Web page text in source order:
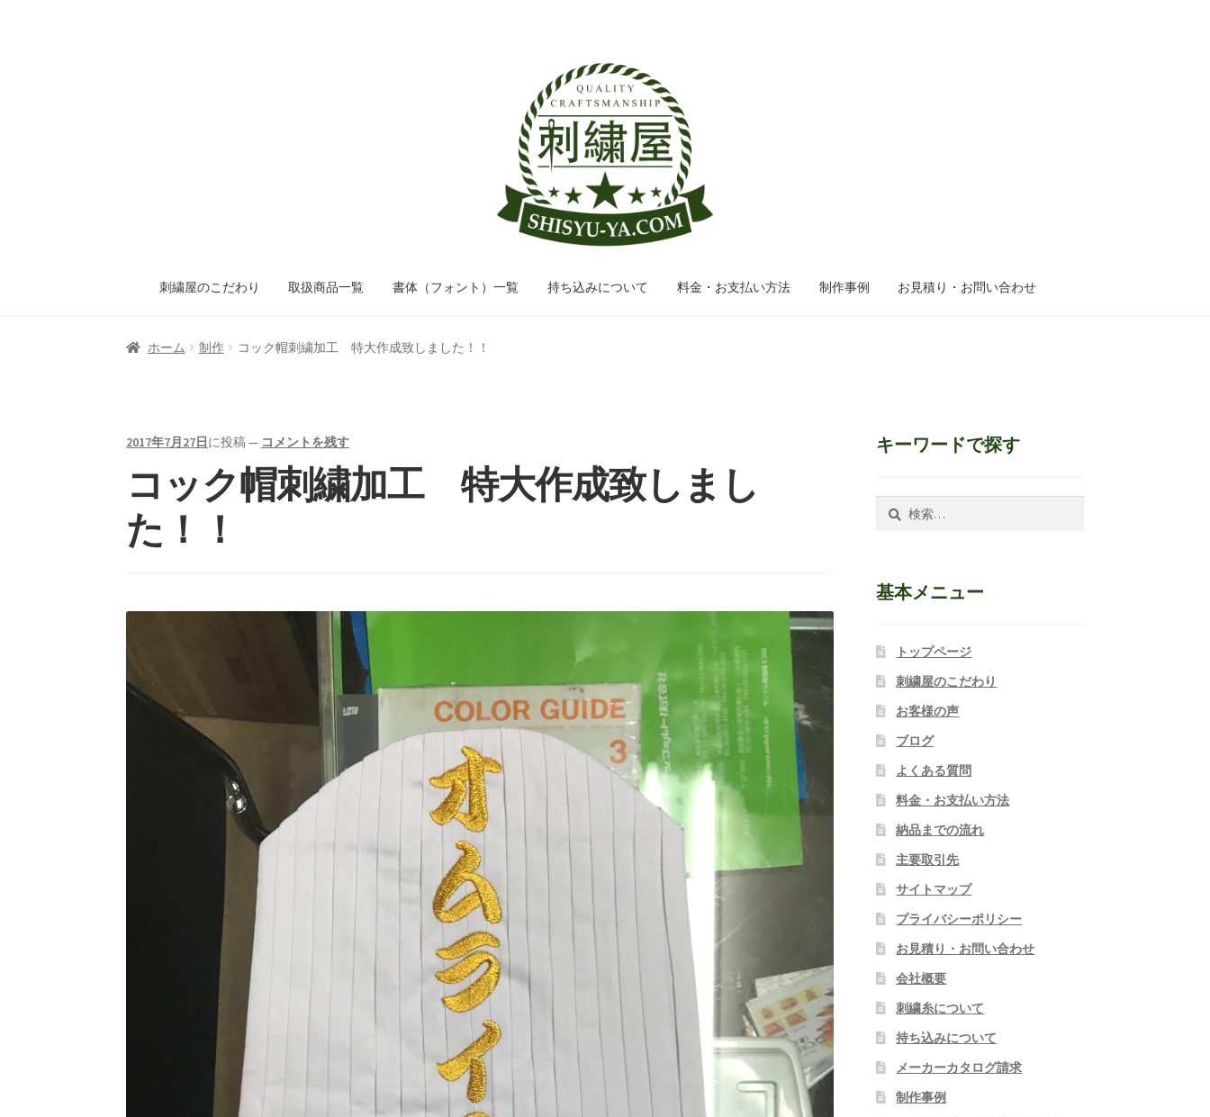
ビ
ゲ
ー
シ
ョ
ン
へ
ス
キ
プ
ン
テ
ン
ツ
へ
ス
キ
ッ
プ
刺繍屋のこだわり 取扱商品一覧 書体（フォント）一覧 持ち込みについて 料金・お支払い方法 制作事例 お見積り・お問い合わせ
ホーム 制作 コック帽刺繍加工 特大作成致しました！！
2017年7月27日 に投稿— コメントを残す
コック帽刺繍加工 特大作成致しまし
た！！
キーワードで探す
基本メニュー
トップページ
刺繍屋のこだわり
お客様の声
ブログ
よくある質問
料金・お支払い方法
納品までの流れ
主要取引先
サイトマップ
プライバシーポリシー
お見積り・お問い合わせ
会社概要
刺繍糸について
持ち込みについて
メーカーカタログ請求
制作事例